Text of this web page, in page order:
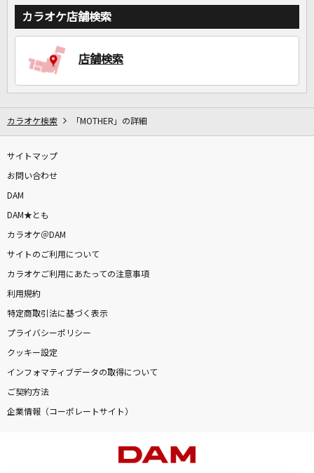
カラオケ店舗検索
店舗検索
カラオケ検索 「MOTHER」の詳細
サイトマップ
お問い合わせ
DAM
DAM★とも
カラオケ＠DAM
サイトのご利用について
カラオケご利用にあたっての注意事項
利用規約
特定商取引法に基づく表示
プライバシーポリシー
クッキー設定
インフォマティブデータの取得について
ご契約方法
企業情報（コーポレートサイト）